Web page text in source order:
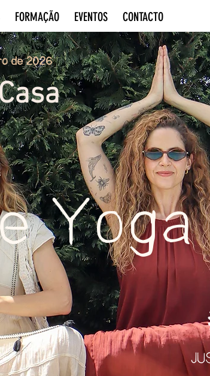
FORMAÇÃO EVENTOS CONTACTO
Yoga
de 2026